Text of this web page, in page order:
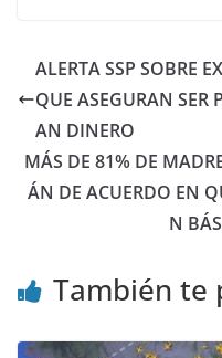
ALERTA SSP SOBRE
QUE ASEGURAN SER
AN DINERO
MÁS DE 81% DE
ÁN DE ACUERDO EN
N
También te